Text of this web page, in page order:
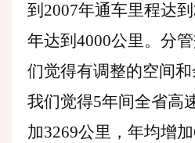
到2007年通车里程达
年达到4000公里。分
们觉得有调整的空间和
我们觉得5年间全省高
加3269公里，年均增